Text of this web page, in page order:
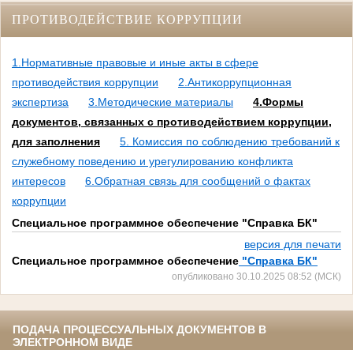
ПРОТИВОДЕЙСТВИЕ КОРРУПЦИИ
1.Нормативные правовые и иные акты в сфере
противодействия коррупции
2.Антикоррупционная
экспертиза
3.Методические материалы
4.Формы
документов, связанных с противодействием коррупции,
для заполнения
5. Комиссия по соблюдению требований к
служебному поведению и урегулированию конфликта
интересов
6.Обратная связь для сообщений о фактах
коррупции
Специальное программное обеспечение "Справка БК"
версия для печати
Специальное программное обеспечение "Справка БК"
опубликовано 30.10.2025 08:52 (МСК)
ПОДАЧА ПРОЦЕССУАЛЬНЫХ ДОКУМЕНТОВ В
ЭЛЕКТРОННОМ ВИДЕ